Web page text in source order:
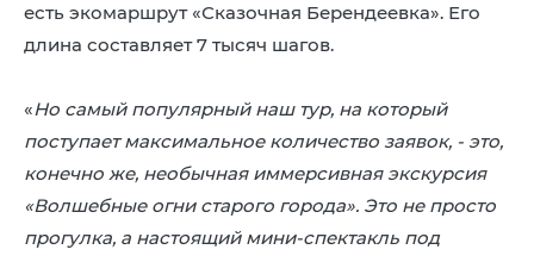
есть экомаршрут «Сказочная Берендеевка». Его
длина составляет 7 тысяч шагов.
«Но самый популярный наш тур, на который
поступает максимальное количество заявок, - это,
конечно же, необычная иммерсивная экскурсия
«Волшебные огни старого города». Это не просто
прогулка, а настоящий мини-спектакль под